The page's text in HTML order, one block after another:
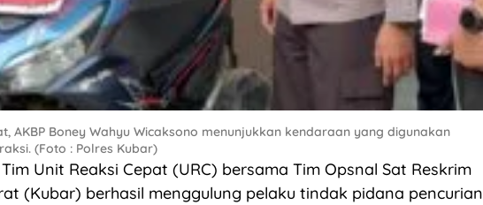
AKBP Boney Wahyu Wicaksono menunjukkan kendaraan yang digunakan
(Foto : Polres Kubar)
Tim Unit Reaksi Cepat (URC) bersama Tim Opsnal Sat Reskrim
(Kubar) berhasil menggulung pelaku tindak pidana pencurian